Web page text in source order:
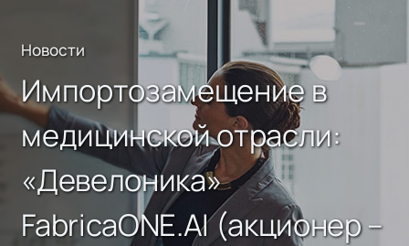
Новости
Импортозамещение в
медицинской отрасли:
«Девелоника»
FabricaONE.AI (акционер –